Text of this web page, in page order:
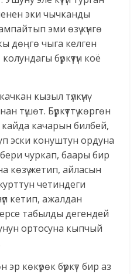
менен эки чычканды
эми өзү күнгө
дөңгө чыга келген
колундагы бүркүтүн коё
кызыл түлкүнү
түшөт. Бүркүттү көргөн
кайда качарын билбей,
эски конуштун ордуна
чуркап, баары бир
көзү жетип, айласын
четиндеги
кетип, ажалдан
табылды дегендей
ортосуна кыпчый
эр көкүрөк бүркүт бир аз